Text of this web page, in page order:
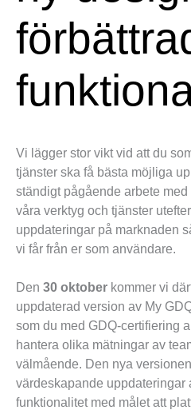
Vi lägger stor vikt vid att du
tjänster ska få bästa möjliga
ständigt pågående arbete
våra verktyg och tjänster
uppdateringar på marknaden
vi får från er som användare.
Den 30 oktober kommer vi
uppdaterad version av My
som du med GDQ-certifiering
hantera olika mätningar av
välmående. Den nya
värdeskapande uppdateringar
funktionalitet med målet att